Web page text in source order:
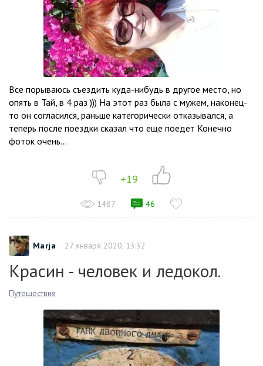
Все порываюсь съездить куда-нибудь в другое место, но
опять в Тай, в 4 раз ))) На этот раз была с мужем, наконец-
то он согласился, раньше категорически отказывался, а
теперь после поездки сказал что еще поедет Конечно
фоток очень...
+19
1487 46
Marja 27 января 2020, 13:32
Красин - человек и ледокол.
Путешествия